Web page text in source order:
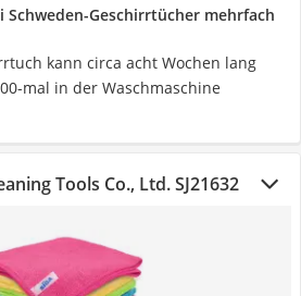
Schweden-Geschirrtücher mehrfach
kann circa acht Wochen lang
mal in der Waschmaschine
Tools Co., Ltd. SJ21632